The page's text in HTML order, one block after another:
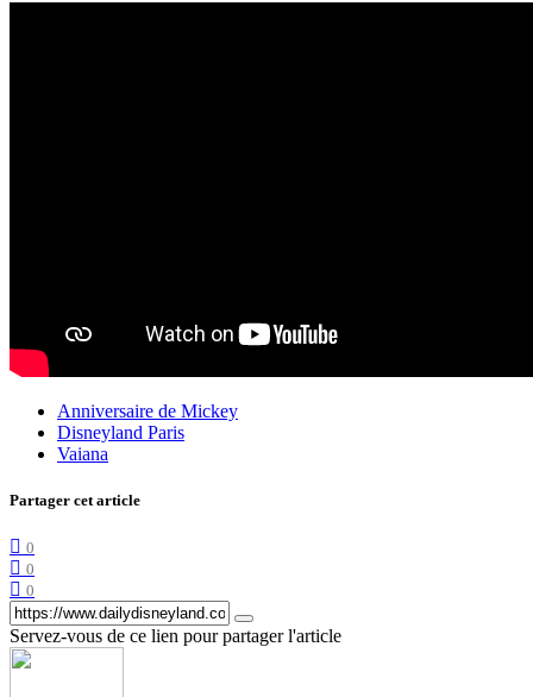
Anniversaire de Mickey
Disneyland Paris
Vaiana
Partager cet article
0
0
0
Servez-vous de ce lien pour partager l'article